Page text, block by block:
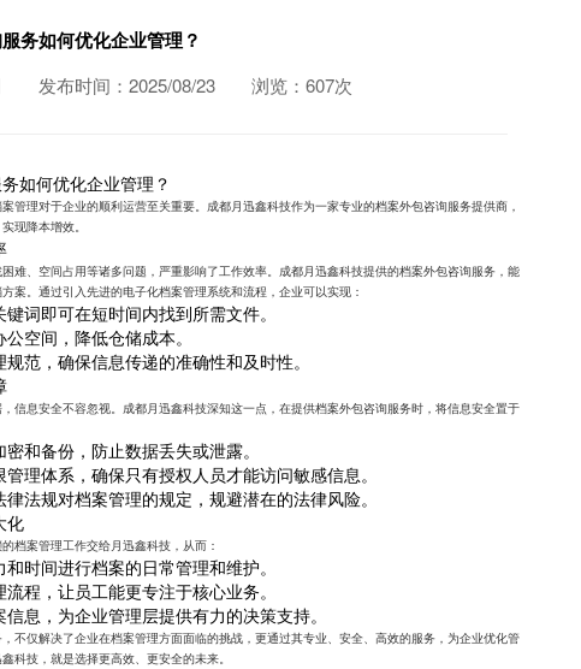
务如何优化企业管理？
发布时间：2025/08/23 浏览：607次
如何优化企业管理？
管理对于企业的顺利运营至关重要。成都月迅鑫科技作为一家专业的档案外包咨询服务提供商，
现降本增效。
难、空间占用等诸多问题，严重影响了工作效率。成都月迅鑫科技提供的档案外包咨询服务，能
案。通过引入先进的电子化档案管理系统和流程，企业可以实现：
词即可在短时间内找到所需文件。
空间，降低仓储成本。
范，确保信息传递的准确性和及时性。
信息安全不容忽视。成都月迅鑫科技深知这一点，在提供档案外包咨询服务时，将信息安全置于
和备份，防止数据丢失或泄露。
理体系，确保只有授权人员才能访问敏感信息。
法规对档案管理的规定，规避潜在的法律风险。
化
档案管理工作交给月迅鑫科技，从而：
时间进行档案的日常管理和维护。
程，让员工能更专注于核心业务。
息，为企业管理层提供有力的决策支持。
不仅解决了企业在档案管理方面面临的挑战，更通过其专业、安全、高效的服务，为企业优化管
科技，就是选择更高效、更安全的未来。